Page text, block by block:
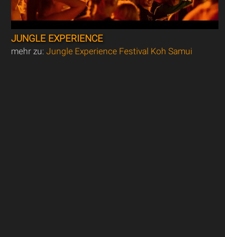
JUNGLE EXPERIENCE
mehr zu:Jungle Experience Festival Koh Samui